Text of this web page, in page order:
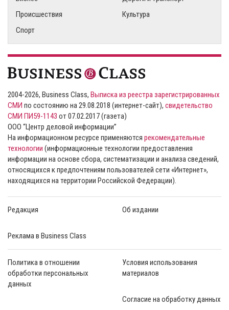
Происшествия
Культура
Спорт
2004-2026, Business Class, Выписка из реестра зарегистрированных
СМИ по состоянию на 29.08.2018 (интернет-сайт), свидетельство
СМИ ПИ59-1143 от 07.02.2017 (газета)
ООО “Центр деловой информации”
На информационном ресурсе применяются рекомендательные
технологии (информационные технологии предоставления
информации на основе сбора, систематизации и анализа сведений,
относящихся к предпочтениям пользователей сети «Интернет»,
находящихся на территории Российской Федерации).
Редакция Об издании
Реклама в Business Class
Политика в отношении
обработки персональных
данных
Условия использования
материалов
Согласие на обработку данных